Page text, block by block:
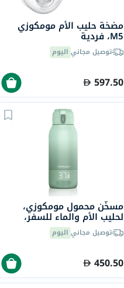
مضخة حليب الأم مومكوزي
M5، فردية
توصيل مجاني اليوم
597.50
مسخّن محمول مومكوزي،
لحليب الأم والماء للسفر،
MW005
توصيل مجاني اليوم
450.50